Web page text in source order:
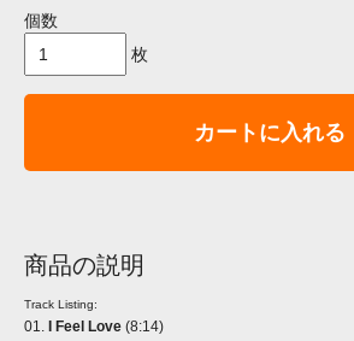
個数
枚
カートに入れる
商品の説明
Track Listing:
01. I Feel Love (8:14)